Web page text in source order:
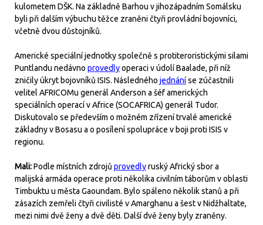
kulometem DŠK. Na základně Barhou v jihozápadním Somálsku
byli při dalším výbuchu těžce zraněni čtyři provládní bojovníci,
včetně dvou důstojníků.
Americké speciální jednotky společně s protiteroristickými silami
Puntlandu nedávno provedlyoperaci v údolí Baalade, při níž
zničily úkryt bojovníků ISIS. Následného jednáníse zúčastnili
velitel AFRICOMu generál Anderson a šéf amerických
speciálních operací v Africe (SOCAFRICA) generál Tudor.
Diskutovalo se především o možném zřízení trvalé americké
základny v Bosasu a o posílení spolupráce v boji proti ISIS v
regionu.
Mali:Podle místních zdrojů provedlyruský Africký sbor a
malijská armáda operace proti několika civilním táborům v oblasti
Timbuktu u města Gaoundam. Bylo spáleno několik stanů a při
zásazích zemřeli čtyři civilisté v Amarghanu a šest v Nidžhaltate,
mezi nimi dvě ženy a dvě děti. Další dvě ženy byly zraněny.